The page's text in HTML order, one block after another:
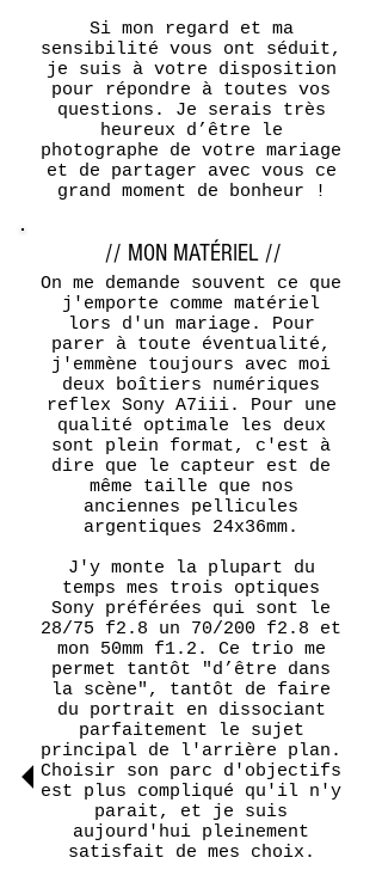
Si mon regard et ma
sensibilité vous ont séduit,
je suis à votre disposition
pour répondre à toutes vos
questions. Je serais très
heureux d’être le
photographe de votre mariage
et de partager avec vous ce
grand moment de bonheur !
// MON MATÉRIEL //
On me demande souvent ce que
j'emporte comme matériel
lors d'un mariage. Pour
parer à toute éventualité,
j'emmène toujours avec moi
deux boîtiers numériques
reflex Sony A7iii. Pour une
qualité optimale les deux
sont plein format, c'est à
dire que le capteur est de
même taille que nos
anciennes pellicules
argentiques 24x36mm.
J'y monte la plupart du
temps mes trois optiques
Sony préférées qui sont le
28/75 f2.8 un 70/200 f2.8 et
mon 50mm f1.2. Ce trio me
permet tantôt "d’être dans
la scène", tantôt de faire
du portrait en dissociant
parfaitement le sujet
principal de l'arrière plan.
Choisir son parc d'objectifs
est plus compliqué qu'il n'y
parait, et je suis
aujourd'hui pleinement
satisfait de mes choix.